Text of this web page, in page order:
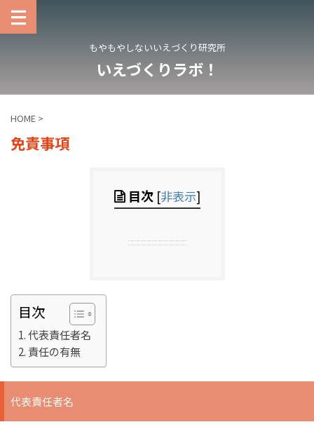
もやもやしないいえづくり研究所
いえづくりラボ！
HOME >
免責事項
目次 [非表示]
目次
代表責任者名
責任の有無
代表責任者名